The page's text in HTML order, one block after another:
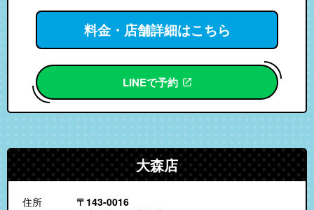
料金・店舗詳細はこちら
LINEで予約
大森店
住所
〒143-0016